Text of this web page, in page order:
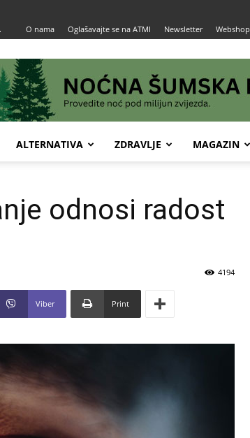
O nama Oglašavajte se na ATMI Newsletter Webshop
ALTERNATIVA ZDRAVLJE MAGAZIN
odnosi radost
4194
Viber Print